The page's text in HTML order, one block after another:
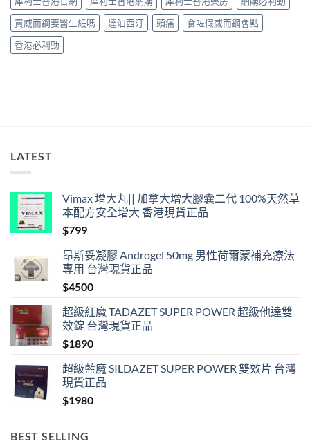
長
36
小
時、
正
購
中
買威而鋼要醫生紙嗎
達泊西汀 頭痛
食咗假威而鋼會點
香港必利勁
LATEST
Vimax 增大丸|| 加拿大增大膠囊二代 100%天然草
本配方安全增大 香港現貨正品
$799
昂斯妥凝膠 Androgel 50mg 男性荷爾蒙補充療法
專用 台灣現貨正品
$4500
超級紅魔 TADAZET SUPER POWER 超級他達雙
效錠 台灣現貨正品
$1890
超級藍魔 SILDAZET SUPER POWER 雙效片 台灣
現貨正品
$1980
BEST SELLING